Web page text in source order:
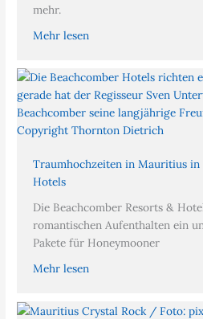
mehr.
Mehr lesen
Traumhochzeiten in Mauritius in
Hotels
Die Beachcomber Resorts &
romantischen Aufenthalten ein
Pakete für Honeymooner
Mehr lesen